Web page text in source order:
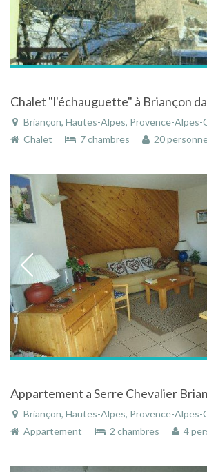
Briançon, Hautes-Alpes, Provence-Alpes-
Chalet
7 chambres 20
Briançon, Hautes-Alpes, Provence-Alpes-
Appartement
2 chambres 4